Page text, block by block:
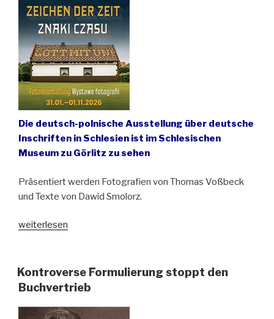
Die deutsch-polnische Ausstellung über deutsche
Inschriften in Schlesien ist im Schlesischen
Museum zu Görlitz zu sehen
Präsentiert werden Fotografien von Thomas Voßbeck
und Texte von Dawid Smolorz.
„Ausstellung
Zeit“
bis
November
weiterlesen
Kontroverse Formulierung stoppt den
Buchvertrieb